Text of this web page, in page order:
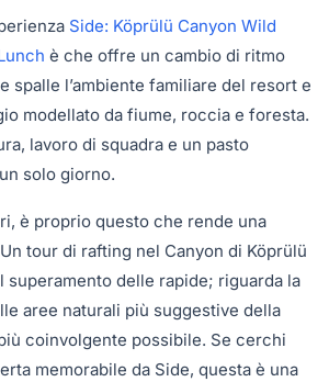
Side: Köprülü Canyon Wild
è che offre un cambio di ritmo
spalle l’ambiente familiare del resort e
modellato da fiume, roccia e foresta.
lavoro di squadra e un pasto
solo giorno.
è proprio questo che rende una
tour di rafting nel Canyon di Köprülü
superamento delle rapide; riguarda la
aree naturali più suggestive della
coinvolgente possibile. Se cerchi
memorabile da Side, questa è una